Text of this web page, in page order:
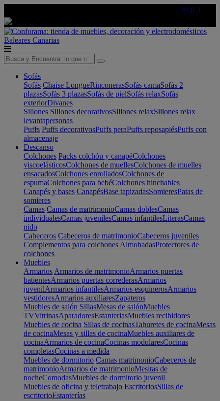
AQUÍ
Baleares Canarias
Sofás
Sofás Chaise LongueRinconerasSofás camaSofás 2
plazasSofás 3 plazasSofás de pielSofás relaxSofás
exteriorDivanes
Sillones Sillones decorativosSillones relaxSillones relax
levantapersonas
Puffs Puffs decorativosPuffs peraPuffs reposapiésPuffs con
almacenaje
Descanso
Colchones Packs colchón y canapéColchones
viscoelásticosColchones de muellesColchones de muelles
ensacadosColchones enrolladosColchones de
espumaColchones para bebéColchones hinchables
Canapés y bases CanapésBase tapizadasSomieresPatas de
somieres
Camas Camas de matrimonioCamas doblesCamas
individualesCamas juvenilesCamas infantilesLiterasCamas
nido
Cabeceros Cabeceros de matrimonioCabeceros juveniles
Complementos para colchones AlmohadasProtectores de
colchones
Muebles
Armarios Armarios de matrimonioArmarios puertas
batientesArmarios puertas correderasArmarios
juvenilArmarios infantilesArmarios esquinerosArmarios
vestidoresArmarios auxiliaresZapateros
Muebles de salón SillasMesas de salónMuebles
TVVitrinasAparadoresEstanteriasMuebles recibidores
Muebles de cocina Sillas de cocinasTaburetes de cocinaMesas
de cocinaMesas y sillas de cocinaMuebles auxiliares de
cocinaArmarios de cocinaCocinas modularesCocinas
completasCocinas a medida
Muebles de dormitorio Camas matrimonioCabeceros de
matrimonioArmarios de matrimonioMesitas de
nocheComodasMuebles de dormitorio juvenil
Muebles de oficina y teletrabajo EscritoriosSillas de
escritorioEstanterías